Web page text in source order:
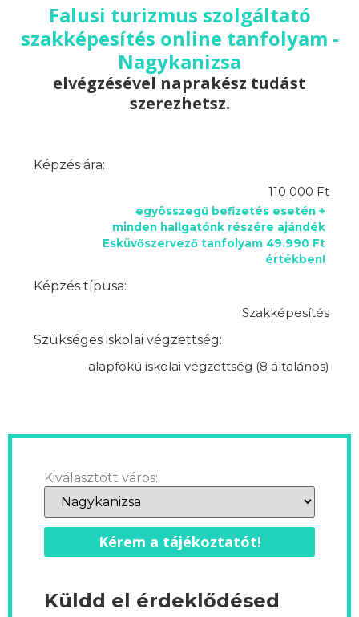
Falusi turizmus szolgáltató
szakképesítés online tanfolyam -
Nagykanizsa
elvégzésével naprakész tudást
szerezhetsz.
Képzés ára:
110 000 Ft
egyösszegű befizetés esetén +
minden hallgatónk részére ajándék
Esküvőszervező tanfolyam 49.990 Ft
értékben!
Képzés típusa:
Szakképesítés
Szükséges iskolai végzettség:
alapfokú iskolai végzettség (8 általános)
Kiválasztott város:
Kérem a tájékoztatót!
Küldd el érdeklődésed